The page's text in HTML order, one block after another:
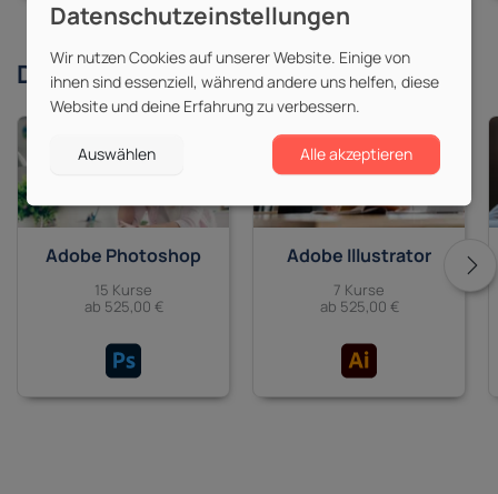
Derzeit beliebteThemen
Adobe Photoshop
15 Kurse
ab 525,00 €
Adobe Illustrator
7 Kurse
ab 525,00 €
Wir nutzen Cookies auf unserer Website. Einige von
ihnen sind essenziell, während andere uns helfen, diese
Website und deine Erfahrung zu verbessern.
Auswählen Alle akzeptieren